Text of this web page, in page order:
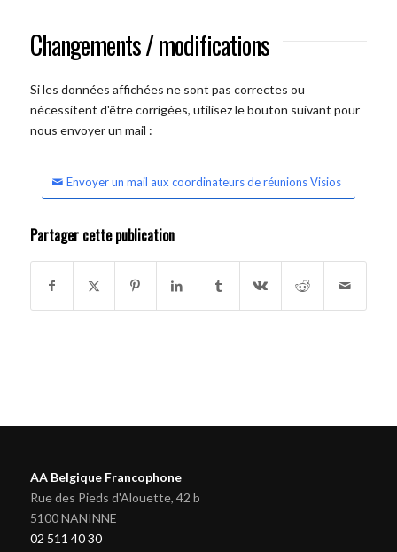
Changements / modifications
Si les données affichées ne sont pas correctes ou
nécessitent d'être corrigées, utilisez le bouton suivant pour
nous envoyer un mail :
Envoyer un mail aux coordinateurs de réunions Visios
Partager cette publication
AA Belgique Francophone
Rue des Pieds d'Alouette, 42 b
5100 NANINNE
02 511 40 30